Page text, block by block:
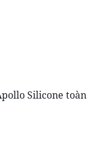
Silicone toàn